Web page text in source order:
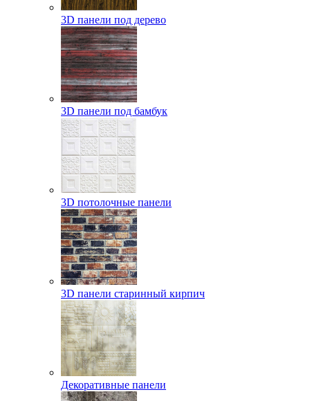
3D панели под дерево
3D панели под бамбук
3D потолочные панели
3D панели старинный кирпич
Декоративные панели